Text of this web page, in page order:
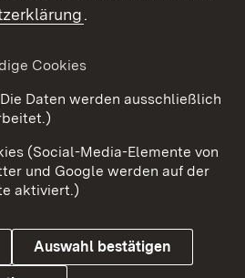
Barrierefreiheit
Cookies
.
Cookies
Daten werden ausschließlich
(Social-Media-Elemente von
und Google werden auf der
aktiviert.)
Auswahl bestätigen